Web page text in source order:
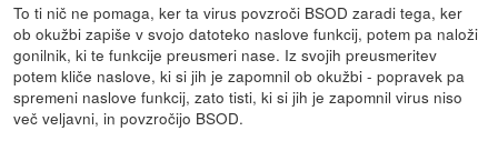
To ti nič ne pomaga, ker ta virus povzroči BSOD zaradi tega, ker
ob okužbi zapiše v svojo datoteko naslove funkcij, potem pa naloži
gonilnik, ki te funkcije preusmeri nase. Iz svojih preusmeritev
potem kliče naslove, ki si jih je zapomnil ob okužbi - popravek pa
spremeni naslove funkcij, zato tisti, ki si jih je zapomnil virus niso
več veljavni, in povzročijo BSOD.